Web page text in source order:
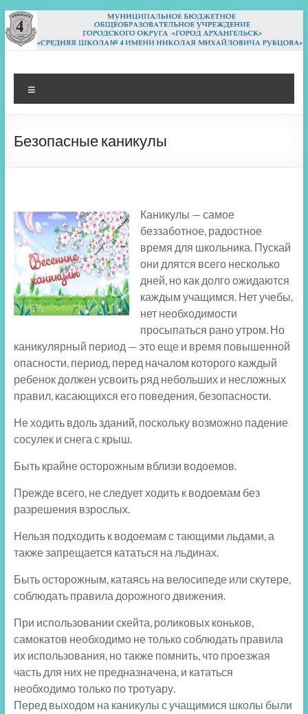
Перейти
к
содержимому
МБОУ СШ 4
Архангельск
Безопасные каникулы
Каникулы — самое
беззаботное, радостное
время для школьника. Пускай
они длятся всего несколько
дней, но как долго ожидаются
каждым учащимся. Нет учебы,
нет необходимости
просыпаться рано утром. Но
каникулярный период — это еще и время повышенной
опасности, период, перед началом которого каждый
ребенок должен усвоить ряд небольших и несложных
правил, касающихся его поведения, безопасности.
Не ходить вдоль зданий, поскольку возможно падение
сосулек и снега с крыш.
Быть крайне осторожным вблизи водоемов.
Прежде всего, не следует ходить к водоемам без
разрешения взрослых.
Нельзя подходить к водоемам с тающими льдами, а
также запрещается кататься на льдинах.
Быть осторожным, катаясь на велосипеде или скутере,
соблюдать правила дорожного движения.
При использовании скейта, роликовых коньков,
самокатов необходимо не только соблюдать правила
их использования, но также помнить, что проезжая
часть для них не предназначена, и кататься
необходимо только по тротуару.
Перед выходом на каникулы с учащимися школы были